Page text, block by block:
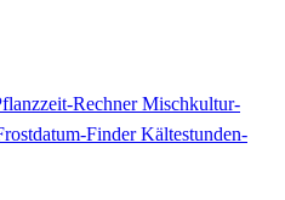
RechnerMischkultur-
FinderKältestunden-